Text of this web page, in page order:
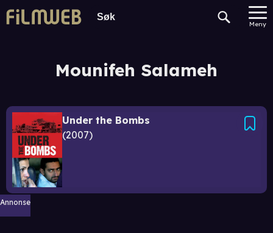
Meny
Mounifeh Salameh
Under the Bombs
2007
Annonse